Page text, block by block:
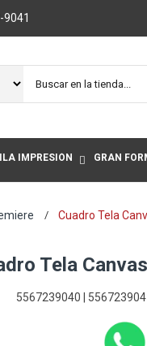
9041
IMPRESIÓN GRAN
Cuadro Tela
Tela
5567239040 |